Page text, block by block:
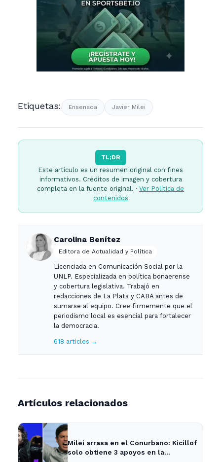
Etiquetas: Ensenada Javier Milei
TL;DR
Este artículo es un resumen original con fines
informativos. Créditos de imagen y cobertura
completa en la fuente original. · Ver Política de
contenidos
Carolina Benítez
Editora de Actualidad y Política
Licenciada en Comunicación Social por la
UNLP. Especializada en política bonaerense
y cobertura legislativa. Trabajó en
redacciones de La Plata y CABA antes de
sumarse al equipo. Cree firmemente que el
periodismo local es esencial para fortalecer
la democracia.
618 articles →
Artículos relacionados
Milei arrasa en el Conurbano: Kicillof
solo obtiene 3 apoyos en la